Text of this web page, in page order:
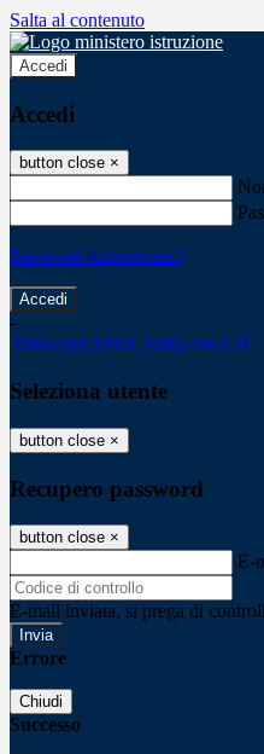
Salta al contenuto
Accedi
Accedi
button close ×
Password dimenticata?
-
Entra con SPID Entra con CIE
Seleziona utente
button close ×
Recupero password
button close ×
E-
E-mail inviata, si prega di
Errore
Chiudi
Successo